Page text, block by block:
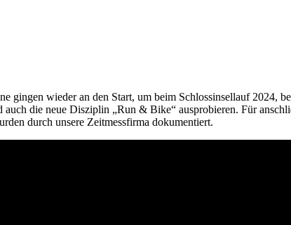
wieder an den Start, um beim Schlossinsellauf 2024,
die neue Disziplin „Run & Bike“ ausprobieren. Für
durch unsere Zeitmessfirma dokumentiert.